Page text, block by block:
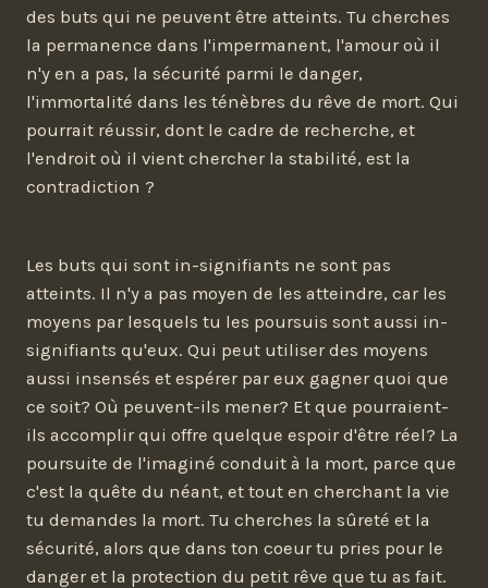
des buts qui ne peuvent être atteints. Tu cherches
la permanence dans l'impermanent, l'amour où il
n'y en a pas, la sécurité parmi le danger,
l'immortalité dans les ténèbres du rêve de mort. Qui
pourrait réussir, dont le cadre de recherche, et
l'endroit où il vient chercher la stabilité, est la
contradiction ?
Les buts qui sont in-signifiants ne sont pas
atteints. Il n'y a pas moyen de les atteindre, car les
moyens par lesquels tu les poursuis sont aussi in-
signifiants qu'eux. Qui peut utiliser des moyens
aussi insensés et espérer par eux gagner quoi que
ce soit? Où peuvent-ils mener? Et que pourraient-
ils accomplir qui offre quelque espoir d'être réel? La
poursuite de l'imaginé conduit à la mort, parce que
c'est la quête du néant, et tout en cherchant la vie
tu demandes la mort. Tu cherches la sûreté et la
sécurité, alors que dans ton coeur tu pries pour le
danger et la protection du petit rêve que tu as fait.